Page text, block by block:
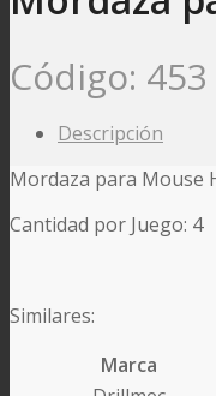
Código: 453
Descripción
Mordaza para Mouse
Cantidad por Juego: 4
Similares:
Marca